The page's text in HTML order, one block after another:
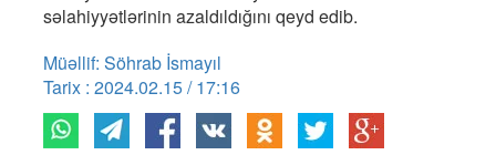
səlahiyyətlərinin azaldıldığını qeyd edib.
Müəllif: Söhrab İsmayıl
Tarix : 2024.02.15 / 17:16